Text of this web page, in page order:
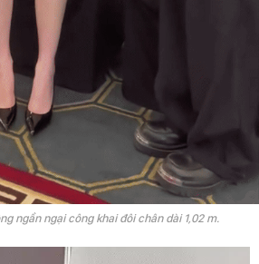
ngần ngại công khai đôi chân dài 1,02 m.